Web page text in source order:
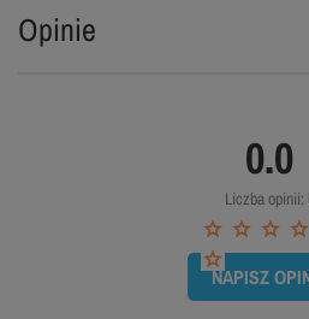
Opinie
0.0
Liczba opinii:
NAPISZ